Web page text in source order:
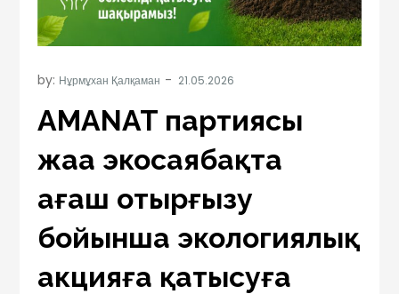
by: Нұрмұхан Қалқаман
AMANAT партиясы
жаңа экосаябақта
ағаш отырғызу
бойынша экологиялық
акцияға қатысуға